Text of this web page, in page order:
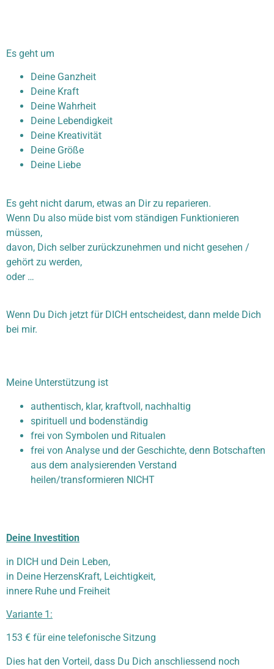
Es geht um
Deine Ganzheit
Deine Kraft
Deine Wahrheit
Deine Lebendigkeit
Deine Kreativität
Deine Größe
Deine Liebe
Es geht nicht darum, etwas an Dir zu reparieren.
Wenn Du also müde bist vom ständigen Funktionieren
müssen,
davon, Dich selber zurückzunehmen und nicht gesehen /
gehört zu werden,
oder …
Wenn Du Dich jetzt für DICH entscheidest, dann melde Dich
bei mir.
Meine Unterstützung ist
authentisch, klar, kraftvoll, nachhaltig
spirituell und bodenständig
frei von Symbolen und Ritualen
frei von Analyse und der Geschichte, denn Botschaften
aus dem analysierenden Verstand
heilen/transformieren NICHT
Deine Investition
in DICH und Dein Leben,
in Deine HerzensKraft, Leichtigkeit,
innere Ruhe und Freiheit
Variante 1:
153 € für eine telefonische Sitzung
Dies hat den Vorteil, dass Du Dich anschliessend noch